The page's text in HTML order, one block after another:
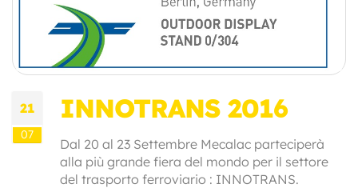
21
07
INNOTRANS 2016
Dal 20 al 23 Settembre Mecalac parteciperà
alla più grande fiera del mondo per il settore
del trasporto ferroviario : INNOTRANS.